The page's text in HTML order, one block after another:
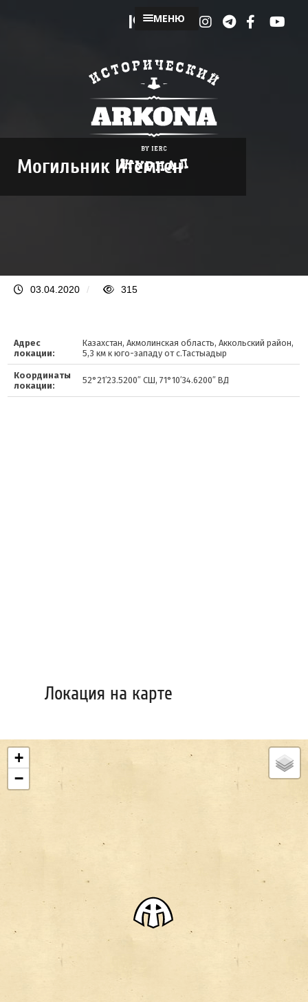
МЕНЮ
Могильник Итемген
03.04.2020 / 315
Адрес
локации:
Казахстан, Акмолинская область, Аккольский район,
5,3 км к юго-западу от с.Тастыадыр
Координаты
локации:
52°21′23.5200″ СШ, 71°10′34.6200″ ВД
Локация на карте
+
−